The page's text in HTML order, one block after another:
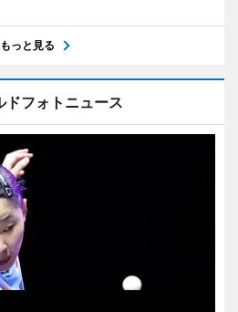
もっと見る
ドフォトニュース